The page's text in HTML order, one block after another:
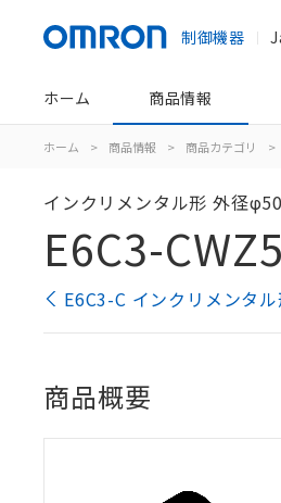
制御機器
ホーム 商品情報
ホーム > 商品情報 > 商品カテゴリ >
インクリメンタル形 外径
E6C3-
E6C3-C インクリメンタ
商品概要